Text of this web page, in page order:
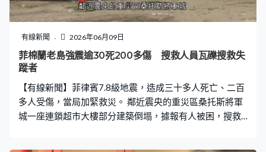
普女婿庫什納通電話，形容會談正面。他稱明白全球目光
聚焦伊朗局勢，但實現歐洲和平是烏美共同目標，感謝威
特科夫和庫什納在未來數周推動以外交結束戰事。 路透社
引述知情人士，美烏官員正磋商安排兩人訪問基輔，若成
事，將是他們首次到訪烏克蘭。 俄羅斯副外長加盧津向俄
部署，兩國準備好動用所有手段包括核武
有線新聞 2026年06月09日
菲棉蘭老島強震逾30死200多傷 搜救人員瓦礫搜救失
蹤者
【有線新聞】菲律賓7.8級地震，造成三十多人死亡、二百
多人受傷，當局加緊救災。 鄰近震央的重災區桑托斯將軍
城一座連鎖超市大樓部分建築倒塌，據報有人被困，搜救